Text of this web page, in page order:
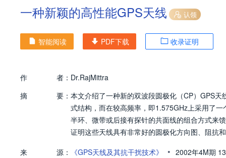
一种新颖的高性能GPS天线 认领
智能阅读 PDF下载 收录证明
作 者： Dr.RajMittra
摘
要： 本文介绍了一种新的双波段圆极化（CP）GPS
式结构，而在较高频率，即1.575GHz上采用了
半环、微带或后接有探针的共面线的组合方式来
证明这些天线具有非常好的圆极化方向图、阻抗
来
源： 《GPS天线及其抗干扰技术》 • 2002年4M期